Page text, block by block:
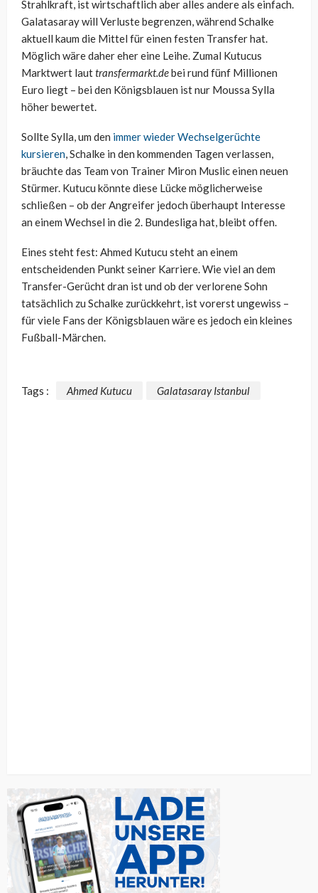
Strahlkraft, ist wirtschaftlich aber alles andere als einfach.
Galatasaray will Verluste begrenzen, während Schalke
aktuell kaum die Mittel für einen festen Transfer hat.
Möglich wäre daher eher eine Leihe. Zumal Kutucus
Marktwert lauttransfermarkt.debei rund fünf Millionen
Euro liegt – bei den Königsblauen ist nur Moussa Sylla
höher bewertet.
Sollte Sylla, um den immer wieder Wechselgerüchte
kursieren, Schalke in den kommenden Tagen verlassen,
bräuchte das Team von Trainer Miron Muslic einen neuen
Stürmer. Kutucu könnte diese Lücke möglicherweise
schließen – ob der Angreifer jedoch überhaupt Interesse
an einem Wechsel in die 2. Bundesliga hat, bleibt offen.
Eines steht fest: Ahmed Kutucu steht an einem
entscheidenden Punkt seiner Karriere. Wie viel an dem
Transfer-Gerücht dran ist und ob der verlorene Sohn
tatsächlich zu Schalke zurückkehrt, ist vorerst ungewiss –
für viele Fans der Königsblauen wäre es jedoch ein kleines
Fußball-Märchen.
Tags : Ahmed Kutucu Galatasaray Istanbul